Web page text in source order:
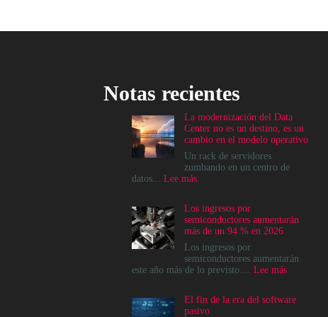
Notas recientes
La modernización del Data
Center no es un destino, es un
cambio en el modelo operativo
Un rack de servidores
zumbando en un centro de
datos... Lee más:
del
Data
Center
no
es
un
un
cambio
Los ingresos por
semiconductores aumentarán
más de un 94 % en 2026
Los ingresos por
semiconductores aumentarán
este año más de lo previsto.... Lee más:
por
El fin de la era del software
pasivo